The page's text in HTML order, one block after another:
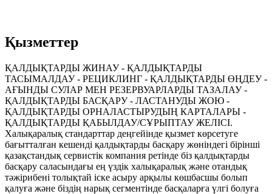
Қызметтер
ҚАЛДЫҚТАРДЫ ЖИНАУ - ҚАЛДЫҚТАРДЫ
ТАСЫМАЛДАУ - РЕЦИКЛИНГ - ҚАЛДЫҚТАРДЫ ӨҢДЕУ -
АҒЫНДЫ СУЛАР МЕН РЕЗЕРВУАРЛАРДЫ ТАЗАЛАУ -
ҚАЛДЫҚТАРДЫ БАСҚАРУ - ЛАСТАНУДЫ ЖОЮ -
ҚАЛДЫҚТАРДЫ ОРНАЛАСТЫРУДЫҢ КАРТАЛАРЫ -
ҚАЛДЫҚТАРДЫ ҚАБЫЛДАУ/СҰРЫПТАУ ЖЕЛІСІ.
Халықаралық стандарттар деңгейінде қызмет көрсетуге
бағытталған кешенді қалдықтарды басқару жөніндегі бірінші
қазақстандық сервистік компания ретінде біз қалдықтарды
басқару саласындағы ең үздік халықаралық және отандық
тәжірибені толықтай іске асыру арқылы көшбасшы болып
қалуға және біздің нарық сегментінде басқаларға үлгі болуға